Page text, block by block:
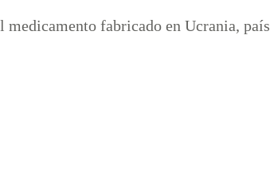
medicamento fabricado en Ucrania, país